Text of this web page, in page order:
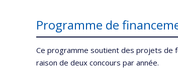
Programme de
Ce programme soutient des projets de
raison de deux concours par année.